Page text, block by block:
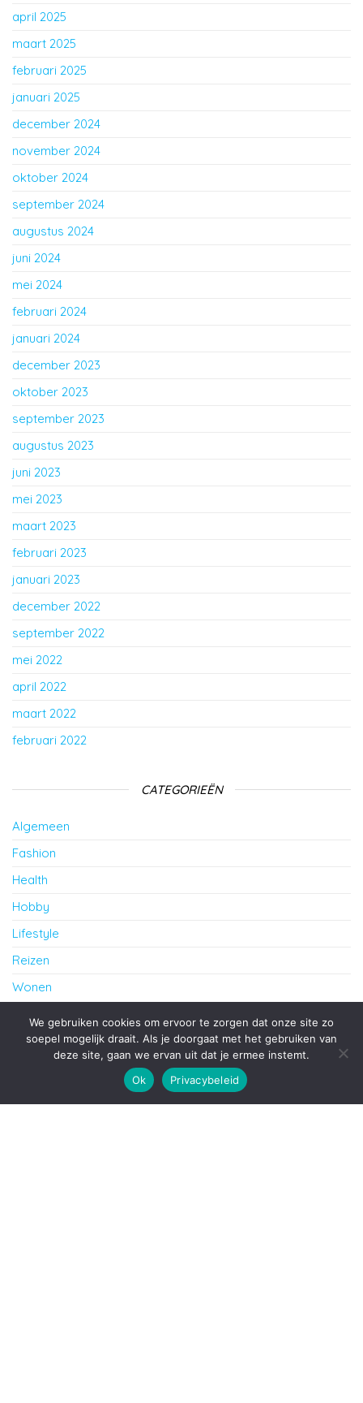
april 2025
maart 2025
februari 2025
januari 2025
december 2024
november 2024
oktober 2024
september 2024
augustus 2024
juni 2024
mei 2024
februari 2024
januari 2024
december 2023
oktober 2023
september 2023
augustus 2023
juni 2023
mei 2023
maart 2023
februari 2023
januari 2023
december 2022
september 2022
mei 2022
april 2022
maart 2022
februari 2022
CATEGORIEËN
Algemeen
Fashion
Health
Hobby
Lifestyle
Reizen
Wonen
cursus Frans in Amersfoort
Ondersteund doorWordPress |Thema:
We gebruiken cookies om ervoor te zorgen dat onze site zo
soepel mogelijk draait. Als je doorgaat met het gebruiken van
deze site, gaan we ervan uit dat je ermee instemt.
Ok
Privacybeleid